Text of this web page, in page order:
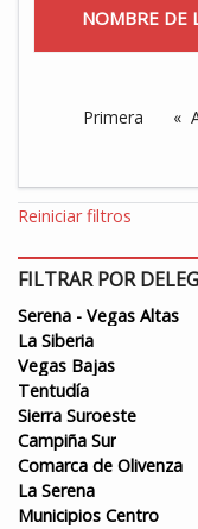
NOMBRE DE
Primera
Reiniciar filtros
FILTRAR POR